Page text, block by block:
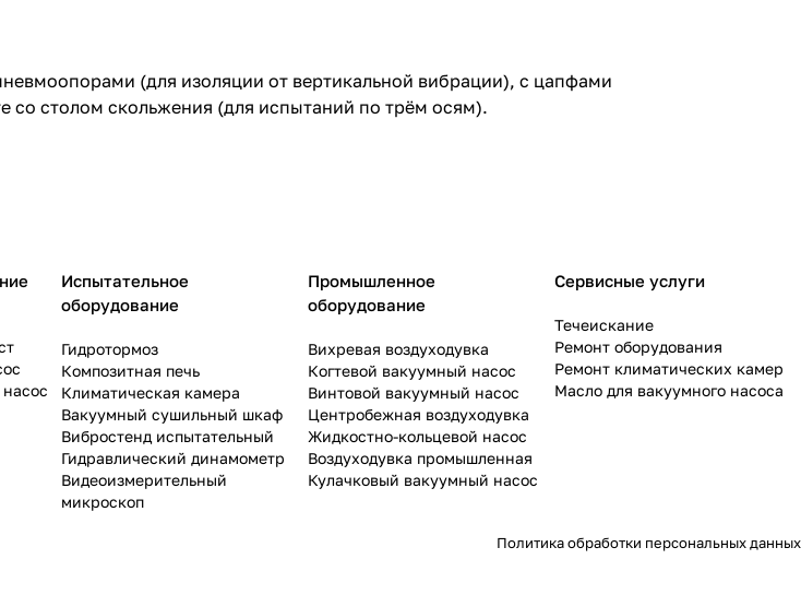
(для изоляции от вертикальной вибрации), с цапфами
со столом скольжения (для испытаний по трём осям).
Испытательное
оборудование
Гидротормоз
Композитная печь
Климатическая камера
Вакуумный сушильный шкаф
Вибростенд испытательный
Гидравлический динамометр
Видеоизмерительный
микроскоп
Промышленное
оборудование
Вихревая воздуходувка
Когтевой вакуумный насос
Винтовой вакуумный насос
Центробежная воздуходувка
Жидкостно-кольцевой насос
Воздуходувка промышленная
Кулачковый вакуумный насос
Сервисные услуги
Течеискание
Ремонт оборудования
Ремонт климатических камер
Масло для вакуумного насоса
Политика обработки персональных данных